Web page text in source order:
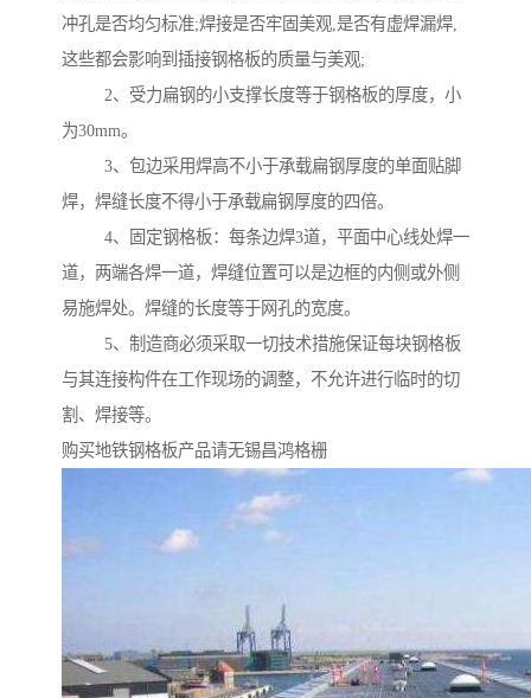
冲孔是否均匀标准;焊接是否牢固美观,是否有虚焊漏焊,
这些都会影响到插接钢格板的质量与美观;
2、受力扁钢的小支撑长度等于钢格板的厚度，小
为30mm。
3、包边采用焊高不小于承载扁钢厚度的单面贴脚
焊，焊缝长度不得小于承载扁钢厚度的四倍。
4、固定钢格板：每条边焊3道，平面中心线处焊一
道，两端各焊一道，焊缝位置可以是边框的内侧或外侧
易施焊处。焊缝的长度等于网孔的宽度。
5、制造商必须采取一切技术措施保证每块钢格板
与其连接构件在工作现场的调整，不允许进行临时的切
割、焊接等。
购买地铁钢格板产品请无锡昌鸿格栅